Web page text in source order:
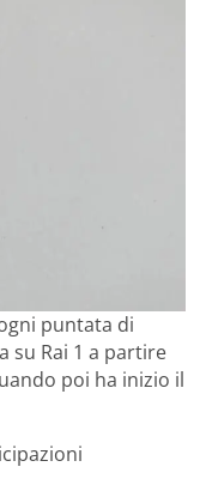
puntata di
su Rai 1 a partire
poi ha inizio il